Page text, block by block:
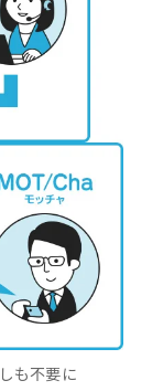
も不要に